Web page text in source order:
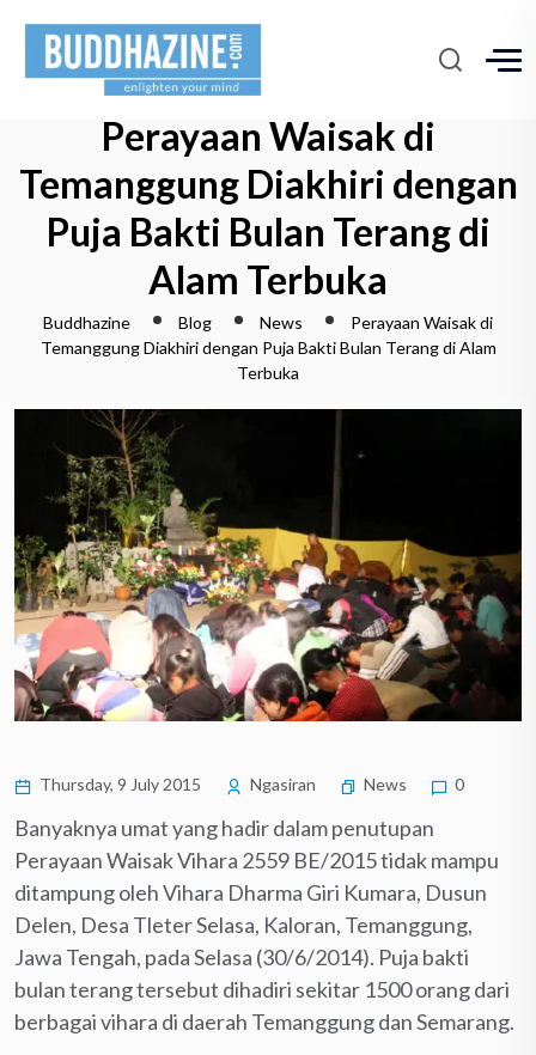
Perayaan Waisak di
Temanggung Diakhiri dengan
Puja Bakti Bulan Terang di
Alam Terbuka
Buddhazine Blog News
Perayaan Waisak di
Temanggung Diakhiri dengan Puja Bakti Bulan Terang di Alam
Terbuka
Thursday, 9 July 2015 Ngasiran News 0
Banyaknya umat yang hadir dalam penutupan
Perayaan Waisak Vihara 2559 BE/2015 tidak mampu
ditampung oleh Vihara Dharma Giri Kumara, Dusun
Delen, Desa Tleter Selasa, Kaloran, Temanggung,
Jawa Tengah, pada Selasa (30/6/2014). Puja bakti
bulan terang tersebut dihadiri sekitar 1500 orang dari
berbagai vihara di daerah Temanggung dan Semarang.